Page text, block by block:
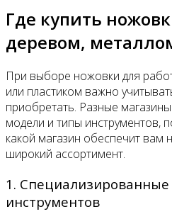
Где купить
деревом,
При выборе ножовки для
или пластиком важно
приобретать. Разные
модели и типы инструментов,
какой магазин обеспечит вам
широкий ассортимент.
1.
инструментов